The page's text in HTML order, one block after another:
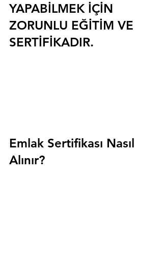
YAPABİLMEK İÇİN
ZORUNLU EĞİTİM VE
SERTİFİKADIR.
Emlak Sertifikası Nasıl
Alınır?